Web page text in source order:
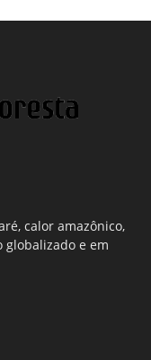
calor amazônico,
globalizado e em